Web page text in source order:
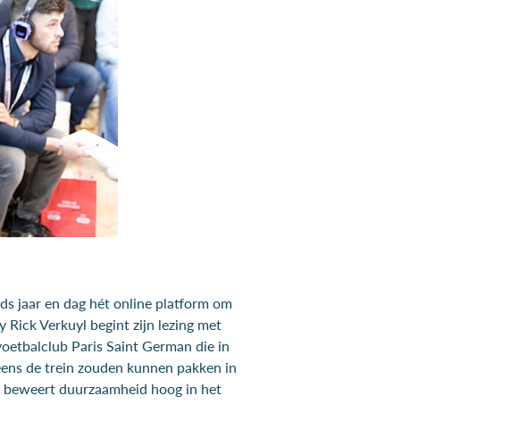
jaar en dag hét online platform om
Verkuyl begint zijn lezing met
Paris Saint German die in
de trein zouden kunnen pakken in
duurzaamheid hoog in het